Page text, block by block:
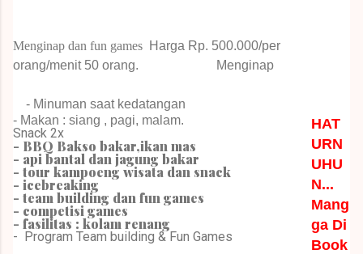
Menginap dan fun games Harga Rp. 500.000/per
orang/menit 50 orang.
Menginap
- Minuman saat kedatangan
- Makan : siang , pagi, malam.
Snack 2x
- BBQ Bakso bakar,ikan mas
- api bantal dan jagung bakar
- tour kampoeng wisata dan snack
- icebreaking
- team building dan fun games
- competisi games
- fasilitas : kolam renang
- Program Team building & Fun Games
HAT
URN
UHU
N...
Mang
ga Di
Book